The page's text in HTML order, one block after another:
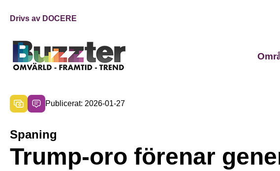
Drivs av DOCERE
Publicerat: 2026-01-27
Spaning
Trump-oro förenar